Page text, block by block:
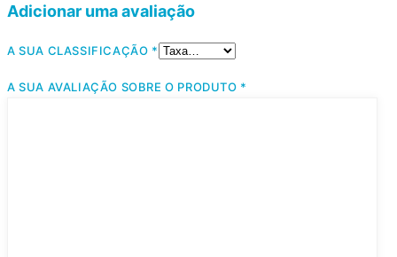
Adicionar uma avaliação
A SUA CLASSIFICAÇÃO *
A SUA AVALIAÇÃO SOBRE O PRODUTO *